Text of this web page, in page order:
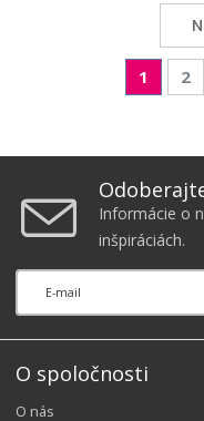
PageYou're
1 2
Informácie o
inšpiráciách.
O spoločnosti
O nás